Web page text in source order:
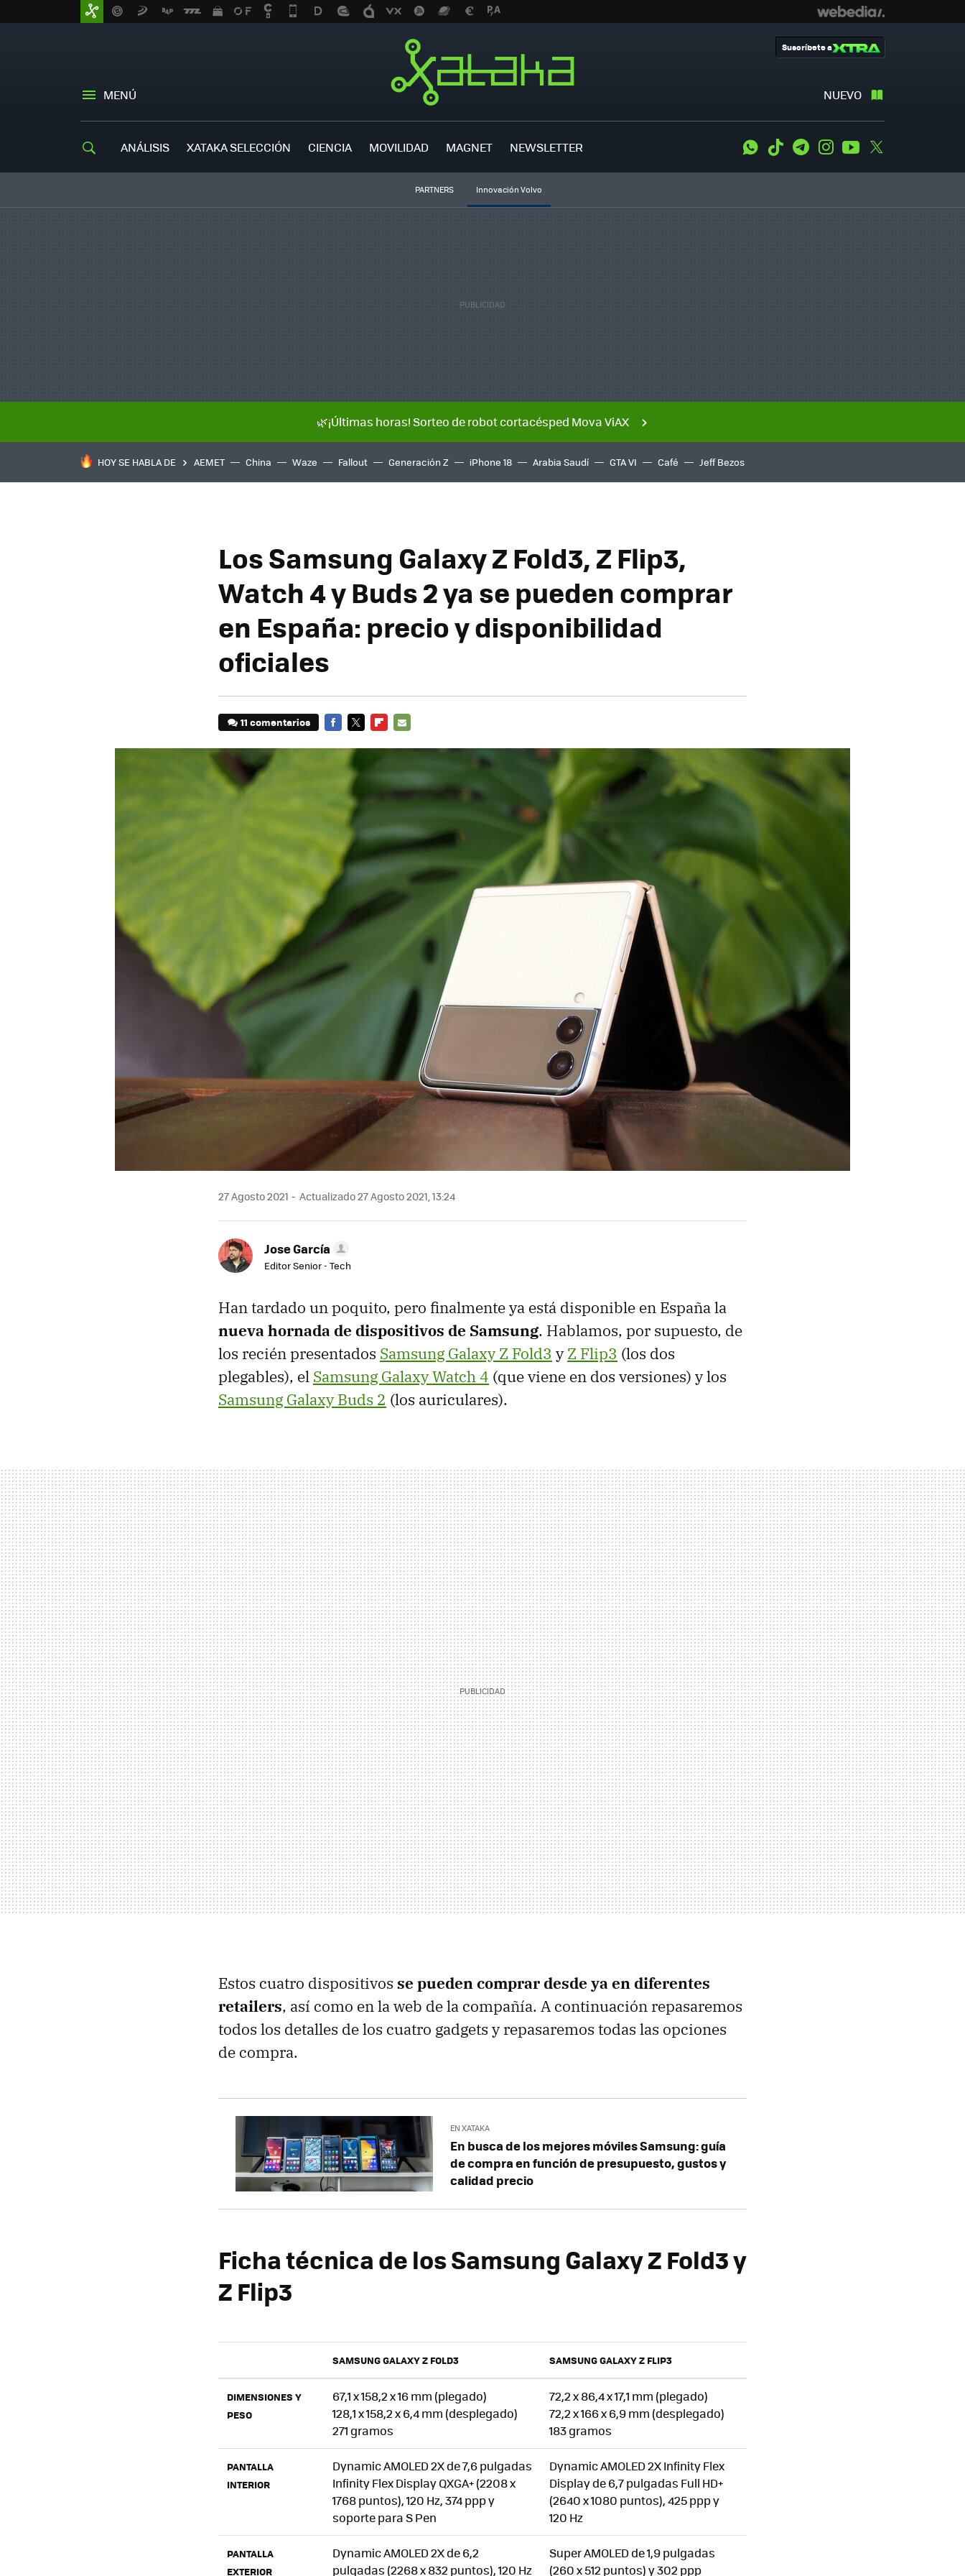
MENÚ NUEVO
Suscríbete a
ANÁLISIS XATAKA SELECCIÓN CIENCIA MOVILIDAD MAGNET NEWSLETTER WhatsApp
Tiktok TelegramInstagramYoutube
PARTNERS Innovación Volvo
🌿¡Últimas horas! Sorteo de robot cortacésped Mova ViAX
HOY SE HABLA DE AEMET China Waze Fallout Generación Z iPhone 18 Arabia Saudí GTA VI Café Jeff Bezos
Los Samsung Galaxy Z Fold3, Z Flip3,
Watch 4 y Buds 2 ya se pueden comprar
en España: precio y disponibilidad
oficiales
11 comentarios
27 Agosto 2021 Actualizado 27 Agosto 2021, 13:24
Jose García
Editor Senior - Tech
Han tardado un poquito, pero finalmente ya está disponible en España la
nueva hornada de dispositivos de Samsung. Hablamos, por supuesto, de
los recién presentados Samsung Galaxy Z Fold3 yZ Flip3 (los dos
plegables), el Samsung Galaxy Watch 4 (que viene en dos versiones) y los
Samsung Galaxy Buds 2 (los auriculares).
Estos cuatro dispositivos se pueden comprar desde ya en diferentes
retailers, así como en la web de la compañía. A continuación repasaremos
todos los detalles de los cuatro gadgets y repasaremos todas las opciones
de compra.
EN XATAKA
En busca de los mejores móviles Samsung: guía
de compra en función de presupuesto, gustos y
calidad precio
Ficha técnica de los Samsung Galaxy Z Fold3 y
Z Flip3
SAMSUNG GALAXY Z FOLD3 SAMSUNG GALAXY Z FLIP3
DIMENSIONES Y
PESO
67,1 x 158,2 x 16 mm (plegado)
128,1 x 158,2 x 6,4 mm (desplegado)
271 gramos
72,2 x 86,4 x 17,1 mm (plegado)
72,2 x 166 x 6,9 mm (desplegado)
183 gramos
PANTALLA
INTERIOR
Dynamic AMOLED 2X de 7,6 pulgadas
Infinity Flex Display QXGA+ (2208 x
1768 puntos), 120 Hz, 374 ppp y
soporte para S Pen
Dynamic AMOLED 2X Infinity Flex
Display de 6,7 pulgadas Full HD+
(2640 x 1080 puntos), 425 ppp y
120 Hz
PANTALLA
EXTERIOR
Dynamic AMOLED 2X de 6,2
pulgadas (2268 x 832 puntos), 120 Hz
Super AMOLED de 1,9 pulgadas
(260 x 512 puntos) y 302 ppp